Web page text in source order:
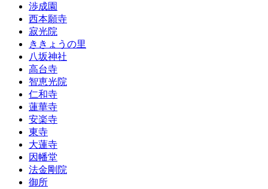
渉成園
西本願寺
寂光院
ききょうの里
八坂神社
高台寺
智恵光院
仁和寺
蓮華寺
安楽寺
東寺
大蓮寺
因幡堂
法金剛院
御所